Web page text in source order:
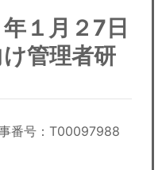
１月２7日
管理者研
番号：T00097988